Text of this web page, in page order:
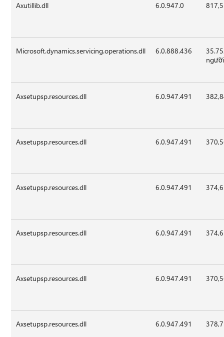
Axutillib.dll 6.0.947.0
Microsoft.dynamics.servicing.operations.dll 6.0.888.436
người
Axsetupsp.resources.dll 6.0.947.491
Axsetupsp.resources.dll 6.0.947.491
Axsetupsp.resources.dll 6.0.947.491
Axsetupsp.resources.dll 6.0.947.491
Axsetupsp.resources.dll 6.0.947.491
Axsetupsp.resources.dll 6.0.947.491